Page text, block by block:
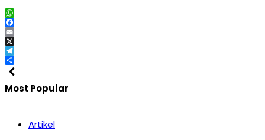
WhatsApp
Facebook
Email
X
Telegram
Share
Most Popular
Artikel